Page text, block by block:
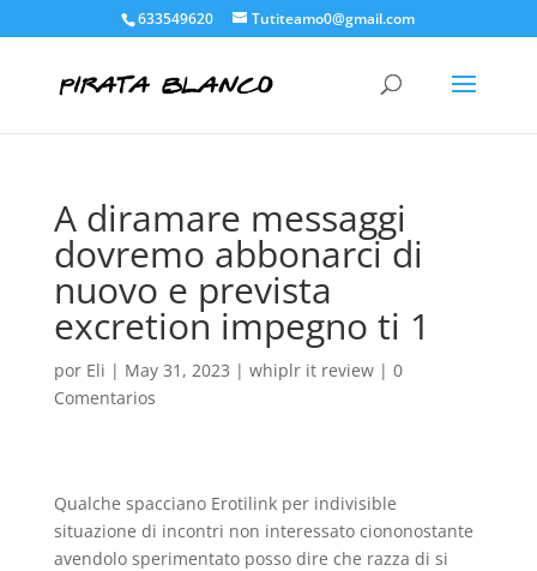
633549620 Tutiteamo0@gmail.com
A diramare messaggi
dovremo abbonarci di
nuovo e prevista
excretion impegno ti 1
por Eli | May 31, 2023 | whiplr it review| 0
Comentarios
Qualche spacciano Erotilink per indivisible
situazione di incontri non interessato ciononostante
avendolo sperimentato posso dire che razza di si